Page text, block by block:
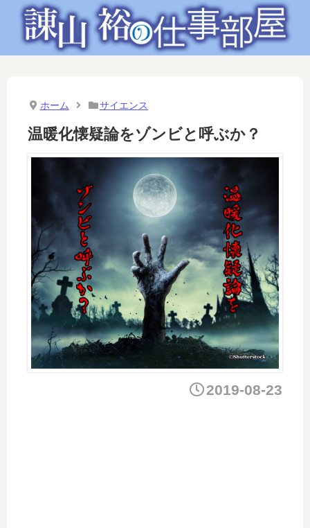
ホーム サイエンス
温暖化懐疑論をゾンビと呼ぶか？
2019-08-23